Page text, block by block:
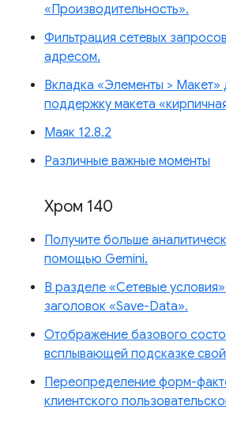
«Производительность».
Фильтрация сетевых
адресом.
Вкладка «Элементы > Макет»
поддержку макета
Маяк 12.8.2
Различные важные моменты
Хром 140
Получите больше
помощью Gemini.
В разделе «Сетевые
заголовок «Save-Data».
Отображение базового
всплывающей подсказке
Переопределение форм-
клиентского